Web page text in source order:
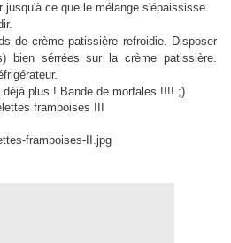
jusqu'à ce que le mélange s'épaississe.
de crème patissière refroidie. Disposer
bien sérrées sur la crème patissière.
déjà plus ! Bande de morfales !!!! ;)